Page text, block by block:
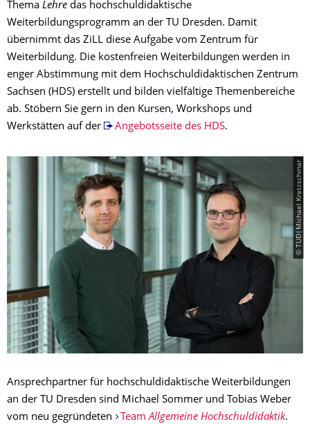
Thema Lehre das hochschuldidaktische
Weiterbildungsprogramm an der TU Dresden. Damit
übernimmt das ZiLL diese Aufgabe vom Zentrum für
Weiterbildung. Die kostenfreien Weiterbildungen werden in
enger Abstimmung mit dem Hochschuldidaktischen Zentrum
Sachsen (HDS) erstellt und bilden vielfältige Themenbereiche
ab. Stöbern Sie gern in den Kursen, Workshops und
Werkstätten auf der
Angebotsseite des HDS.
© TUD|Michael Kretzschmar
Ansprechpartner für hochschuldidaktische Weiterbildungen
an der TU Dresden sind Michael Sommer und Tobias Weber
vom neu gegründeten
TeamAllgemeine Hochschuldidaktik.